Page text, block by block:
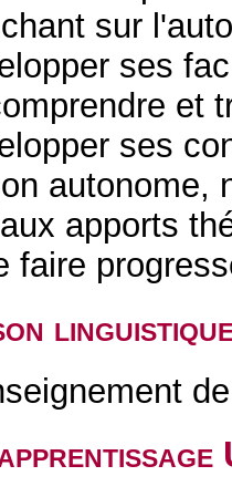
sur
ses
et
ses
autonome,
apports
faire